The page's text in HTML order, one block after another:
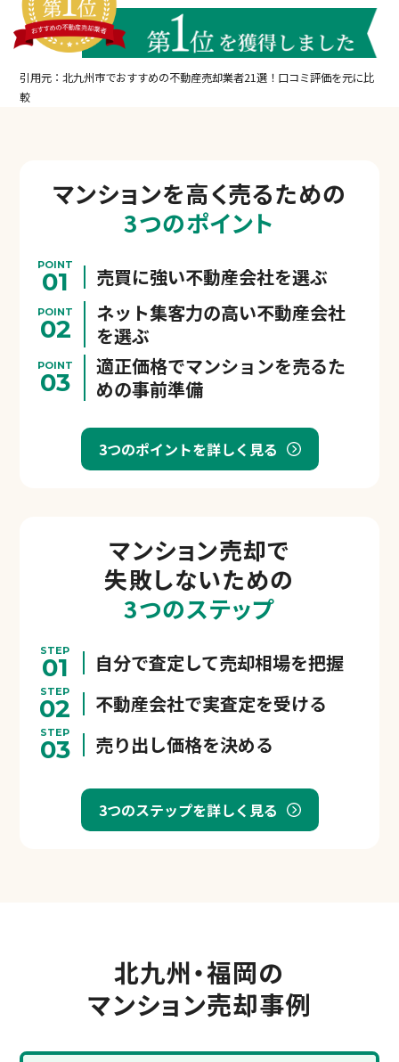
引用元：北九州市でおすすめの不動産売却業者21選！口コミ評価を元に比
較
マンションを高く売るための
3つのポイント
POINT
01 売買に強い不動産会社を選ぶ
POINT
02
ネット集客力の高い不動産会社
を選ぶ
POINT
03
適正価格でマンションを売るた
めの事前準備
3つのポイントを詳しく見る
マンション売却で
失敗しないための
3つのステップ
STEP
01 自分で査定して売却相場を把握
STEP
02 不動産会社で実査定を受ける
STEP
03 売り出し価格を決める
3つのステップを詳しく見る
北九州・福岡の
マンション売却事例